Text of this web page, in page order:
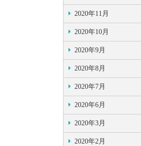
2020年11月
2020年10月
2020年9月
2020年8月
2020年7月
2020年6月
2020年3月
2020年2月